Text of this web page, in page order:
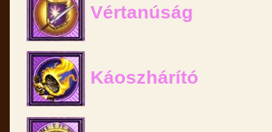
Vértanúság
Káoszhárító